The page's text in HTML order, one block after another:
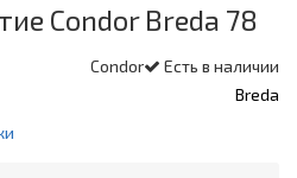
Condor Breda 78
Есть в наличии
Condor
Breda